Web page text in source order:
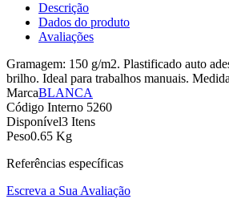
Descrição
Dados do produto
Avaliações
Gramagem: 150 g/m2. Plastificado auto
brilho. Ideal para trabalhos manuais.
MarcaBLANCA
Código Interno 5260
Disponível3 Itens
Peso0.65 Kg
Referências específicas
Escreva a Sua Avaliação